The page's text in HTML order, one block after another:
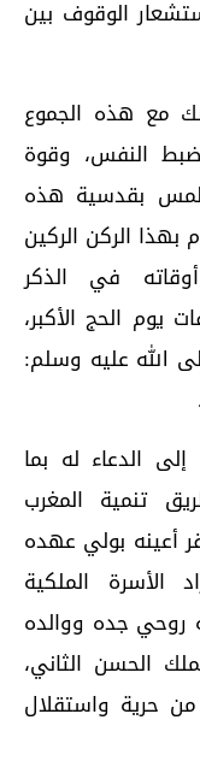
الوقوف بين
مع هذه الجموع
النفس، وقوة
بقدسية هذه
بهذا الركن الركين
في الذكر
يوم الحج الأكبر،
الله عليه وسلم:
الدعاء له بما
تنمية المغرب
أعينه بولي عهده
الأسرة الملكية
روحي جده ووالده
الحسن الثاني،
حرية واستقلال